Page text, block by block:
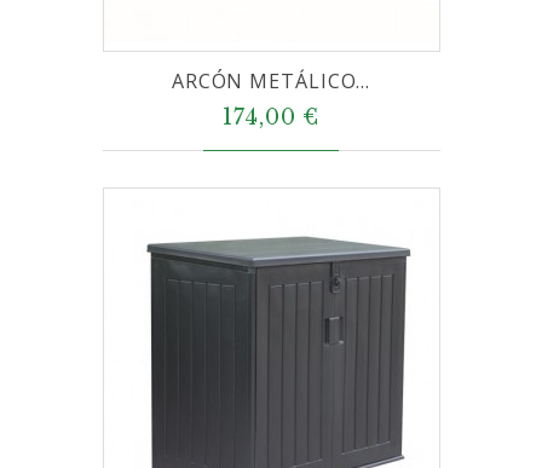
ARCÓN METÁLICO...
174,00 €